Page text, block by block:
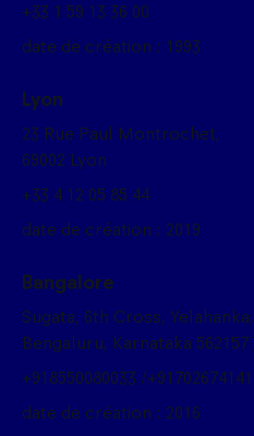
+33 1 59 13 36 00
date de création : 1993
Lyon
23 Rue Paul Montrochet,
69002 Lyon
+33 4 12 05 85 44
date de création : 2019
Bangalore
Sugata, 6th Cross, Yelahanka,
Bengaluru, Karnataka 562157
+918550080033 /+91702674141
date de création : 2016